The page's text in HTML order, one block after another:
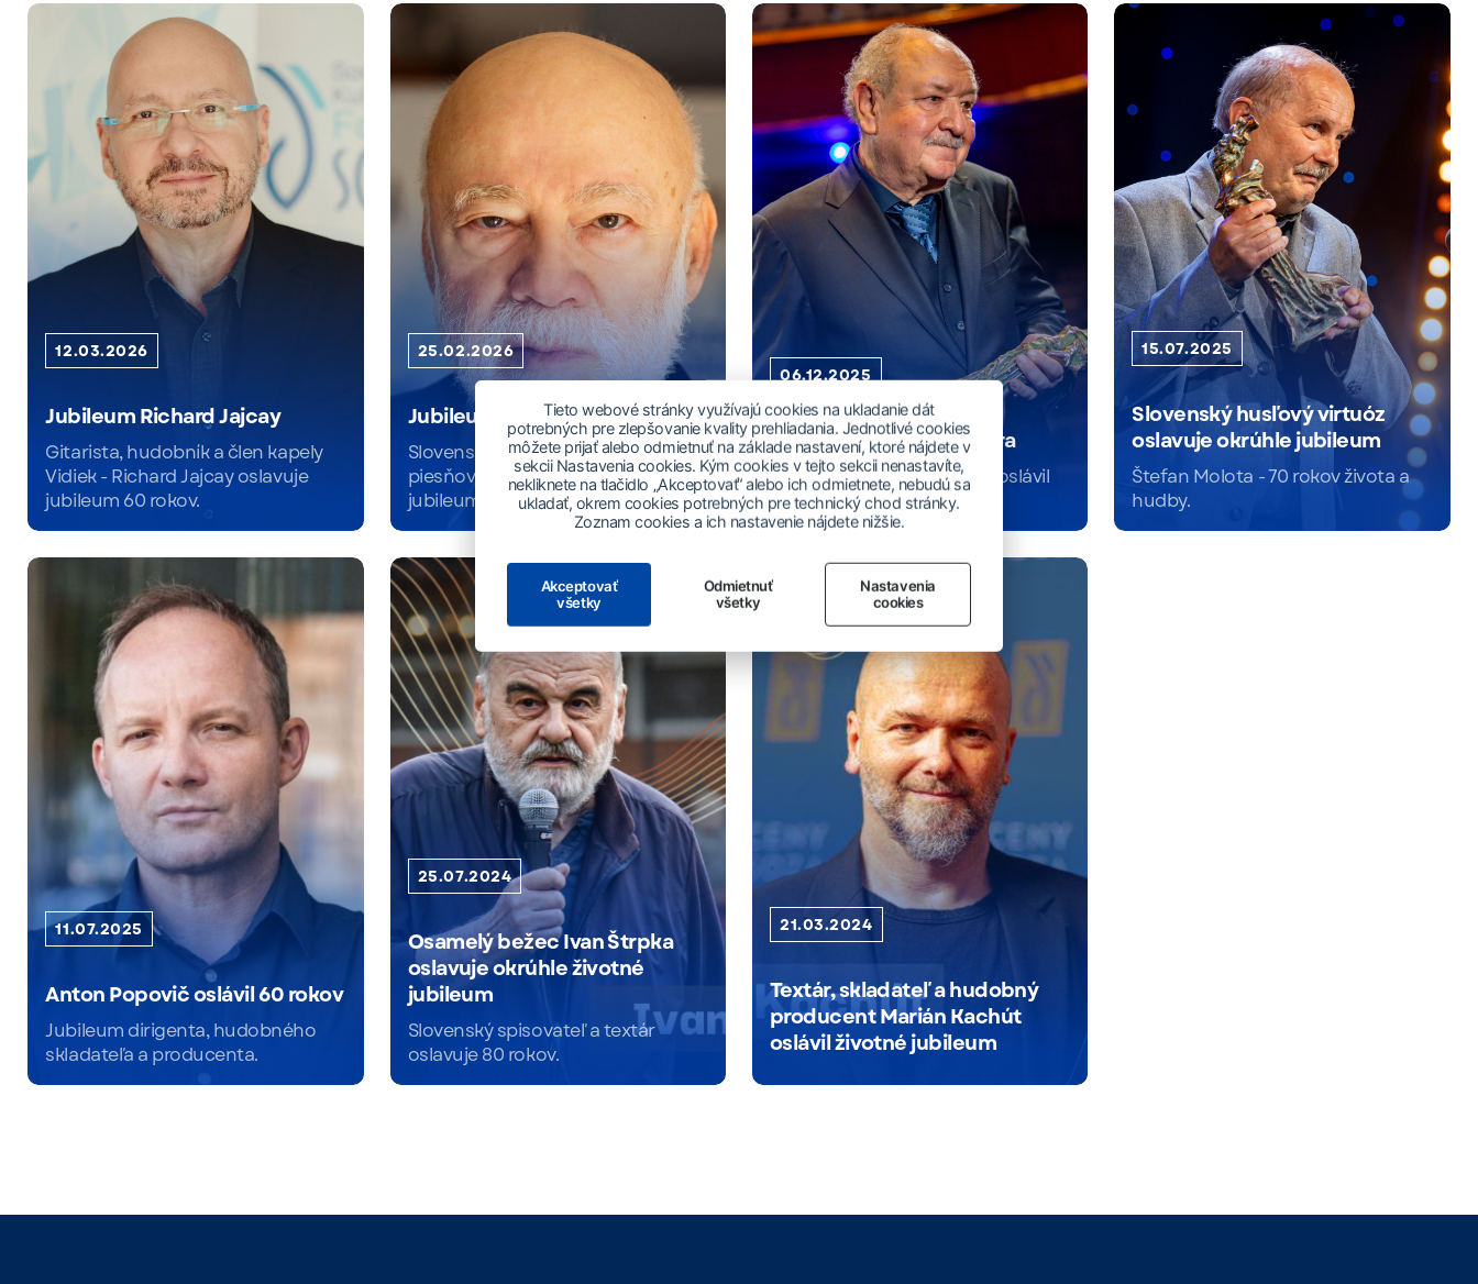
12.03.2026
Jubileum Richard Jajcay
Gitarista, hudobník a člen kapely
Vidiek - Richard Jajcay oslavuje
jubileum 60 rokov.
Čítať viac
25.02.2026
Jubileum Ján Štrasser
Slovenský autor výnimočných
piesňových textov oslavuje
jubileum 80 rokov
Čítať viac
06.12.2025
Jubileum Daniela Heviera
Spisovateľ, básnik a textár oslávil
70 rokov.
Čítať viac
15.07.2025
Slovenský husľový virtuóz
oslavuje okrúhle jubileum
Štefan Molota - 70 rokov života a
hudby.
11.07.2025
Anton Popovič oslávil 60 rokov
Jubileum dirigenta, hudobného
skladateľa a producenta.
25.07.2024
Osamelý bežec Ivan Štrpka
oslavuje okrúhle životné
jubileum
Slovenský spisovateľ a textár
oslavuje 80 rokov.
21.03.2024
Textár, skladateľ a hudobný
producent Marián Kachút
oslávil životné jubileum
Tieto webové stránky využívajú cookies na ukladanie dát
potrebných pre zlepšovanie kvality prehliadania. Jednotlivé cookies
môžete prijať alebo odmietnuť na základe nastavení, ktoré nájdete v
sekcii Nastavenia cookies. Kým cookies v tejto sekcii nenastavíte,
nekliknete na tlačidlo „Akceptovať“ alebo ich odmietnete, nebudú sa
ukladať, okrem cookies potrebných pre technický chod stránky.
Zoznam cookies a ich nastavenie nájdete nižšie.
Akceptovať
všetky
Odmietnuť
všetky
Nastavenia
cookies